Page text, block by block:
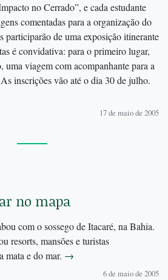
no Cerrado”, e cada estudante
comentadas para a organização do
participarão de uma exposição itinerante
é convidativa: para o primeiro lugar,
uma viagem com acompanhante para a
inscrições vão até o dia 30 de julho.
17 de maio de 2005
no mapa
com o sossego de Itacaré, na Bahia.
resorts, mansões e turistas
mata e do mar. →
6 de maio de 2005